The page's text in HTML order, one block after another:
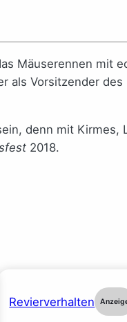
Mäuserennen mit
als Vorsitzender
denn mit Kirmes,
2018.
Revierverhalten